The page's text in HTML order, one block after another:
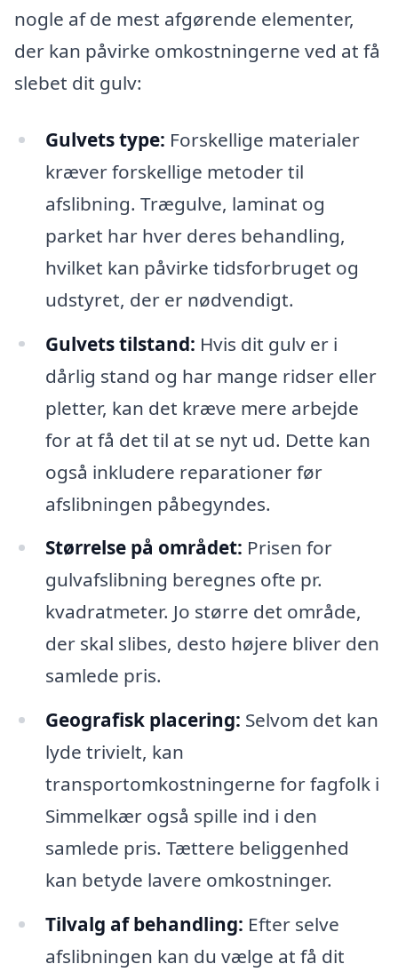
nogle af de mest afgørende elementer,
der kan påvirke omkostningerne ved at få
slebet dit gulv:
Gulvets type: Forskellige materialer
kræver forskellige metoder til
afslibning. Trægulve, laminat og
parket har hver deres behandling,
hvilket kan påvirke tidsforbruget og
udstyret, der er nødvendigt.
Gulvets tilstand: Hvis dit gulv er i
dårlig stand og har mange ridser eller
pletter, kan det kræve mere arbejde
for at få det til at se nyt ud. Dette kan
også inkludere reparationer før
afslibningen påbegyndes.
Størrelse på området: Prisen for
gulvafslibning beregnes ofte pr.
kvadratmeter. Jo større det område,
der skal slibes, desto højere bliver den
samlede pris.
Geografisk placering: Selvom det kan
lyde trivielt, kan
transportomkostningerne for fagfolk i
Simmelkær også spille ind i den
samlede pris. Tættere beliggenhed
kan betyde lavere omkostninger.
Tilvalg af behandling: Efter selve
afslibningen kan du vælge at få dit